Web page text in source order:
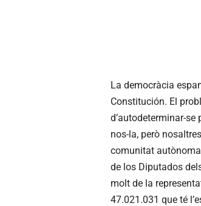
La democràcia
Constitución. El
d’autodeterminar-
nos-la, però
comunitat
de los Diputados
molt de la
47.021.031 que té